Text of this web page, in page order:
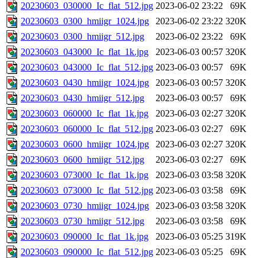
20230603_030000_Ic_flat_512.jpg 2023-06-02 23:22
69K
20230603_0300_hmiigr_1024.jpg
2023-06-02 23:22 320K
20230603_0300_hmiigr_512.jpg
2023-06-02 23:22
69K
20230603_043000_Ic_flat_1k.jpg
2023-06-03 00:57 320K
20230603_043000_Ic_flat_512.jpg 2023-06-03 00:57
69K
20230603_0430_hmiigr_1024.jpg
2023-06-03 00:57 320K
20230603_0430_hmiigr_512.jpg
2023-06-03 00:57
69K
20230603_060000_Ic_flat_1k.jpg
2023-06-03 02:27 320K
20230603_060000_Ic_flat_512.jpg 2023-06-03 02:27
69K
20230603_0600_hmiigr_1024.jpg
2023-06-03 02:27 320K
20230603_0600_hmiigr_512.jpg
2023-06-03 02:27
69K
20230603_073000_Ic_flat_1k.jpg
2023-06-03 03:58 320K
20230603_073000_Ic_flat_512.jpg 2023-06-03 03:58
69K
20230603_0730_hmiigr_1024.jpg
2023-06-03 03:58 320K
20230603_0730_hmiigr_512.jpg
2023-06-03 03:58
69K
20230603_090000_Ic_flat_1k.jpg
2023-06-03 05:25 319K
20230603_090000_Ic_flat_512.jpg 2023-06-03 05:25
69K